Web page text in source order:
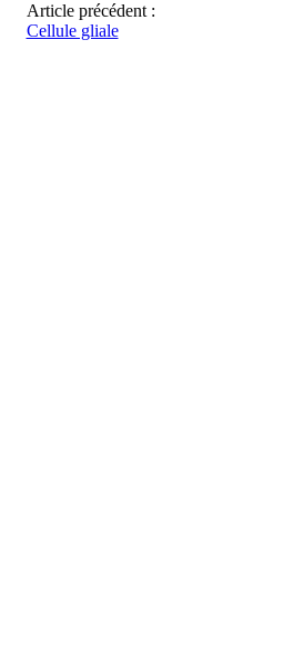
Article précédent :
Cellule gliale